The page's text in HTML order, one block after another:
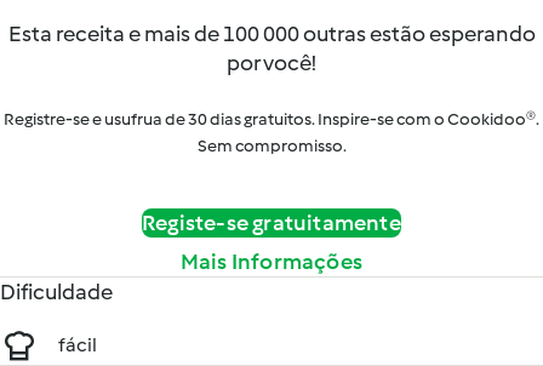
Esta receita e mais de 100 000 outras estão esperando
por você!
Registre-se e usufrua de 30 dias gratuitos. Inspire-se com o Cookidoo®.
Sem compromisso.
Registe-se gratuitamente
Mais Informações
Dificuldade
fácil